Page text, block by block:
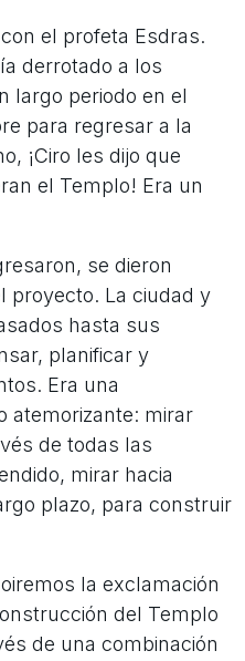
el profeta Esdras.
derrotado a los
largo periodo en el
para regresar a la
¡Ciro les dijo que
el Templo! Era un
se dieron
proyecto. La ciudad y
hasta sus
planificar y
Era una
atemorizante: mirar
de todas las
mirar hacia
plazo, para construir
la exclamación
del Templo
de una combinación